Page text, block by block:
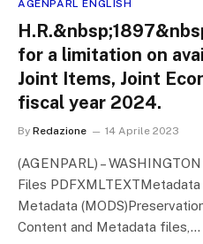
AGENPARL ENGLISH
for a limitation on
Joint Items, Joint
fiscal year 2024.
By Redazione 14 Aprile 2023
(AGENPARL) –
Files
Metadata
Content and Metadata files,…